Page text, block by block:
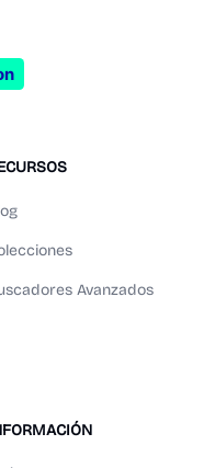
Avanzados